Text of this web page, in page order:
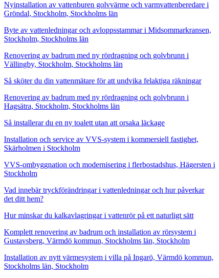
Nyinstallation av vattenburen golvvärme och varmvattenberedare i
Gröndal, Stockholm, Stockholms län
Byte av vattenledningar och avloppsstammar i Midsommarkransen,
Stockholm, Stockholms län
Renovering av badrum med ny rördragning och golvbrunn i
Vällingby, Stockholm, Stockholms län
Så sköter du din vattenmätare för att undvika felaktiga räkningar
Renovering av badrum med ny rördragning och golvbrunn i
Hagsätra, Stockholm, Stockholms län
Så installerar du en ny toalett utan att orsaka läckage
Installation och service av VVS-system i kommersiell fastighet,
Skärholmen i Stockholm
VVS-ombyggnation och modernisering i flerbostadshus, Hägersten i
Stockholm
Vad innebär tryckförändringar i vattenledningar och hur påverkar
det ditt hem?
Hur minskar du kalkavlagringar i vattenrör på ett naturligt sätt
Komplett renovering av badrum och installation av rörsystem i
Gustavsberg, Värmdö kommun, Stockholms län, Stockholm
Installation av nytt värmesystem i villa på Ingarö, Värmdö kommun,
Stockholms län, Stockholm